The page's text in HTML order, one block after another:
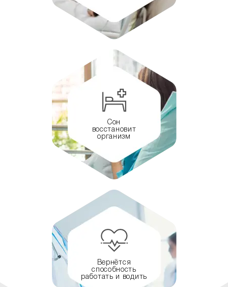
Сон
восстановит
организм
Вернётся
способность
работать и водить